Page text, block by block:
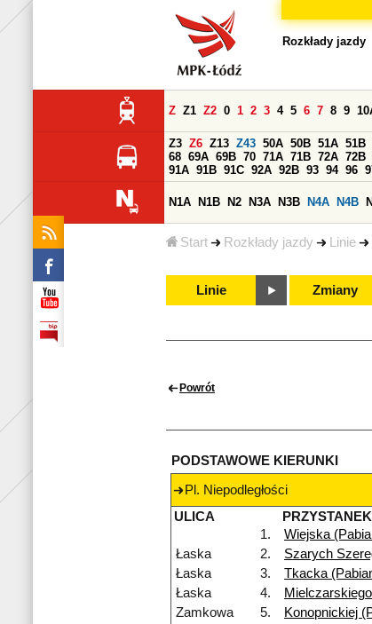
Start Rozkłady jazdy Linie
Rozkłady jazdy
Z Z1 Z2 0 1 2 3 4 5 6 7 8 9
Z3 Z6 Z13 Z43 50A 50B 51A 51B
68 69A 69B 70 71A 71B 72A 72B
91A 91B 91C 92A 92B 93 94 96
N1A N1B N2 N3A N3B N4A N4B
Linie Zmiany
Powrót
PODSTAWOWE KIERUNKI
Pl. Niepodległości
ULICA
PRZYSTANEK
1.
Wiejska
Łaska
2. Szarych
Łaska
3.
Tkacka
Łaska
4.
Zamkowa
5. Konopnickiej